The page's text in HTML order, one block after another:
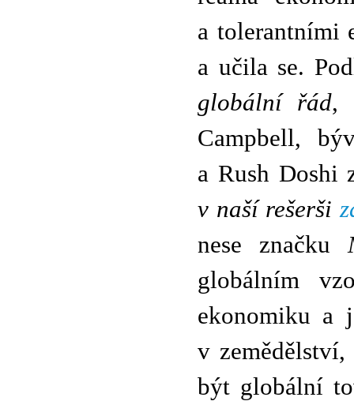
a tolerantními
a učila se.
globální řád,
Campbell,
a Rush Doshi
v naší rešerši
nese značku
globálním
ekonomiku a
v
být globální